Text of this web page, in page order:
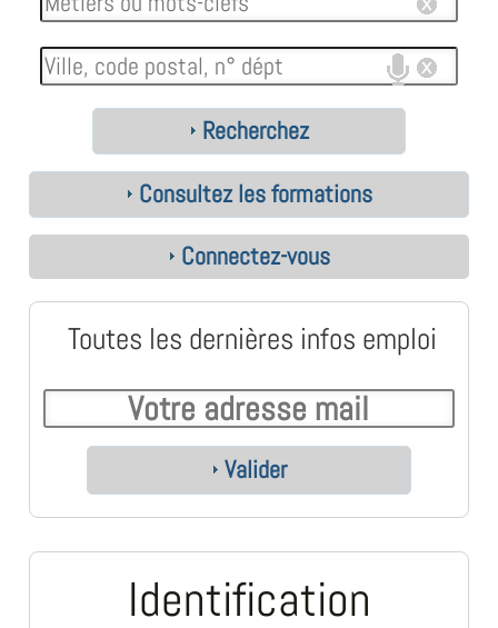
Recherchez
Consultez les formations
Connectez-vous
Toutes les dernières infos emploi
Valider
Identification